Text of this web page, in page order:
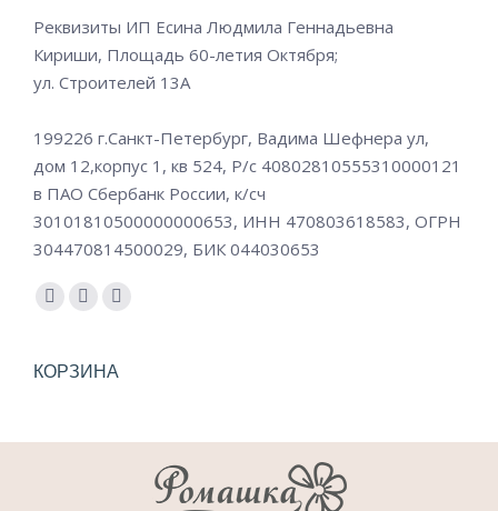
Реквизиты ИП Есина Людмила Геннадьевна
Кириши, Площадь 60-летия Октября;
ул. Строителей 13А
199226 г.Санкт-Петербург, Вадима Шефнера ул,
дом 12,корпус 1, кв 524, Р/c 40802810555310000121
в ПАО Сбербанк России, к/сч
30101810500000000653, ИНН 470803618583, ОГРН
304470814500029, БИК 044030653
Ищите нас:
Страница
открывается
Страница
открывается
Страница
открывается
КОРЗИНА